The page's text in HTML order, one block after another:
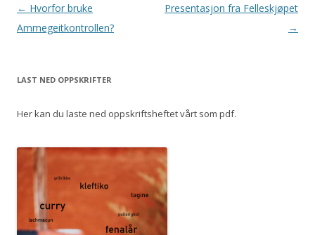
Innleggsnavigasjon
← Hvorfor bruke
Ammegeitkontrollen?
Presentasjon fra Felleskjøpet
→
LAST NED OPPSKRIFTER
Her kan du laste ned oppskriftsheftet vårt som pdf.